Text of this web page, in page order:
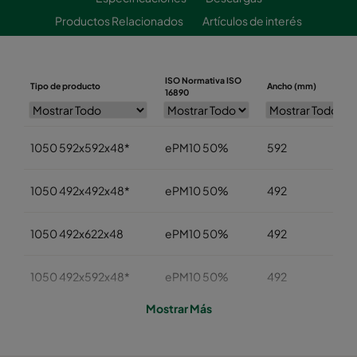
Productos Relacionados
Artículos de interés
Tipo de producto
ISO Normativa ISO
16890
Ancho (mm)
1050 592x592x48* ePM10 50% 592
1050 492x492x48* ePM10 50% 492
1050 492x622x48 ePM10 50% 492
1050 492x592x48* ePM10 50% 492
Mostrar Más